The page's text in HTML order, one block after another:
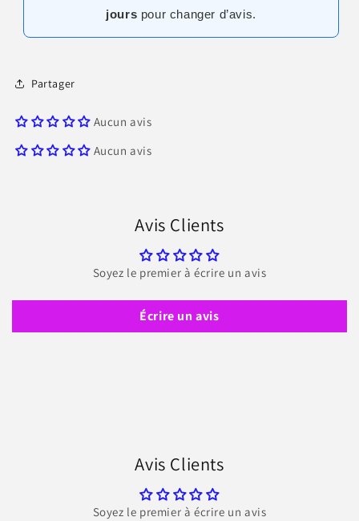
jours pour changer d’avis.
Partager
Aucun avis
Aucun avis
Avis Clients
Soyez le premier à écrire un avis
Écrire un avis
Avis Clients
Soyez le premier à écrire un avis